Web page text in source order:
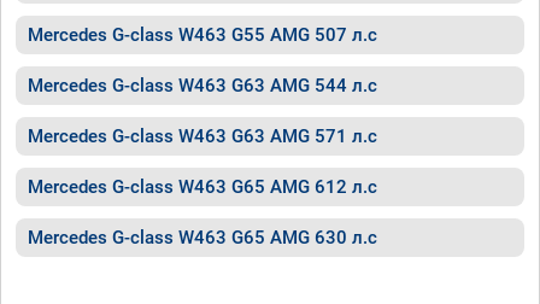
Mercedes G-class W463 G55 AMG 507 л.с
Mercedes G-class W463 G63 AMG 544 л.с
Mercedes G-class W463 G63 AMG 571 л.с
Mercedes G-class W463 G65 AMG 612 л.с
Mercedes G-class W463 G65 AMG 630 л.с